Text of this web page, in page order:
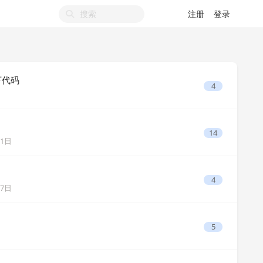
注册 登录
码 4
日
14
日
4
5